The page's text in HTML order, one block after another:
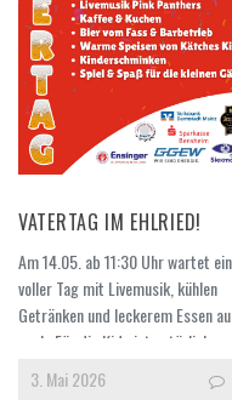
VATERTAG IM EHLRIED!
Am 14.05. ab 11:30 Uhr wartet ein
voller Tag mit Livemusik, kühlen
Getränken und leckerem Essen
euch. Für die Kids ist natürlich
gesorgt. Kommt vorbei, bringt
Freunde mit und feiert mit
3. Mai 2026